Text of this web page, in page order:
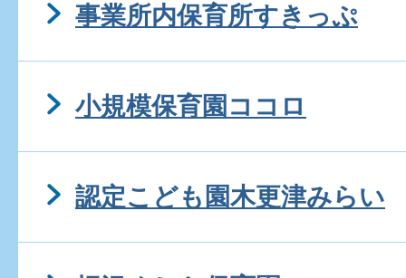
事業所内保育所すきっぷ
小規模保育園ココロ
認定こども園木更津みらい